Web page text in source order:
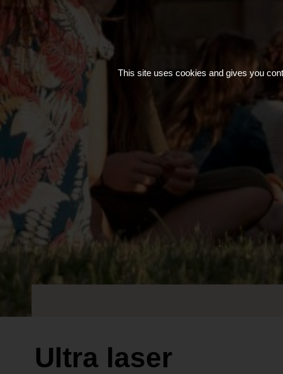
Ultra laser
This site uses cookies and gives you